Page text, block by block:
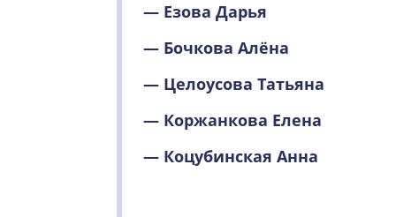
— Езова Дарья
— Бочкова Алёна
— Целоусова Татьяна
— Коржанкова Елена
— Коцубинская Анна